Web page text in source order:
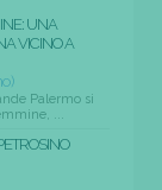
UNA
VICINO A
Palermo si
...